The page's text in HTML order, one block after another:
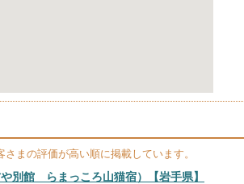
まの評価が高い順に掲載しています。
別館 らまっころ山猫宿） 【岩手県】